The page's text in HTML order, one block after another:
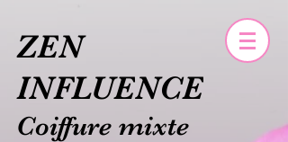
ZEN
INFLUENCE
Coiffure mixte